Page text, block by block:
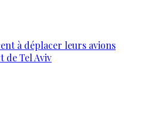
à déplacer leurs avions
de Tel Aviv